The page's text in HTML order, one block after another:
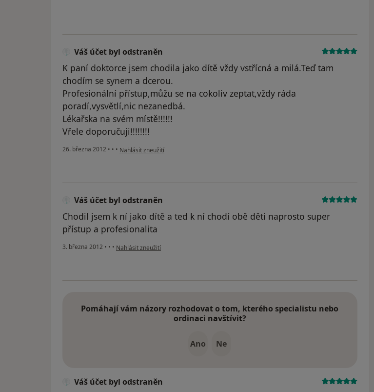
Váš účet byl odstraněn
K paní doktorce jsem chodila jako dítě vždy vstřícná a milá.Teď tam
chodím se synem a dcerou.
Profesionální přístup,můžu se na cokoliv zeptat,vždy ráda
poradí,vysvětlí,nic nezanedbá.
Lékařska na svém místě!!!!!!
Vřele doporučuji!!!!!!!!
26. března 2012 • • • podle názoru uživatele Váš účet byl odstraněn
Nahlásit zneužití
Váš účet byl odstraněn
Chodil jsem k ní jako dítě a ted k ní chodí obě děti naprosto super
přístup a profesionalita
3. března 2012 • • • podle názoru uživatele Váš účet byl odstraněn
Nahlásit zneužití
Pomáhají vám názory rozhodovat o tom, kterého specialistu nebo
ordinaci navštívit?
Ano Ne
Váš účet byl odstraněn